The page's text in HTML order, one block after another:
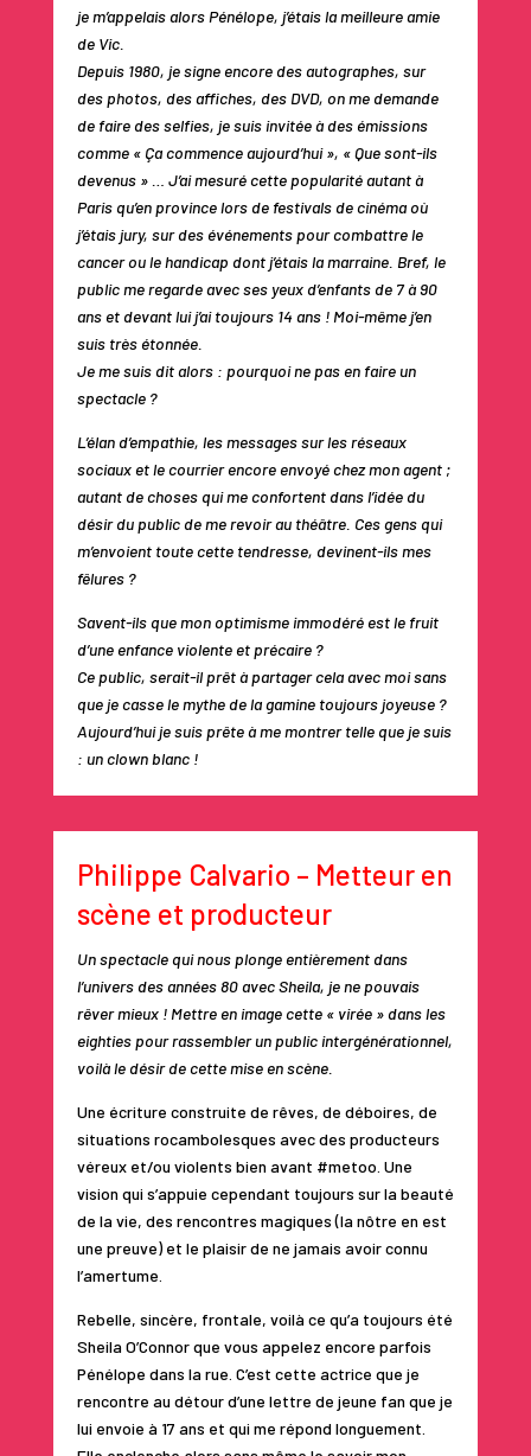
je m’appelais alors Pénélope, j’étais la meilleure amie
de Vic.
Depuis 1980, je signe encore des autographes, sur
des photos, des affiches, des DVD, on me demande
de faire des selfies, je suis invitée à des émissions
comme « Ça commence aujourd’hui », « Que sont-ils
devenus » … J’ai mesuré cette popularité autant à
Paris qu’en province lors de festivals de cinéma où
j’étais jury, sur des événements pour combattre le
cancer ou le handicap dont j’étais la marraine. Bref, le
public me regarde avec ses yeux d’enfants de 7 à 90
ans et devant lui j’ai toujours 14 ans ! Moi-même j’en
suis très étonnée.
Je me suis dit alors : pourquoi ne pas en faire un
spectacle ?
L’élan d’empathie, les messages sur les réseaux
sociaux et le courrier encore envoyé chez mon agent ;
autant de choses qui me confortent dans l’idée du
désir du public de me revoir au théâtre. Ces gens qui
m’envoient toute cette tendresse, devinent-ils mes
fêlures ?
Savent-ils que mon optimisme immodéré est le fruit
d’une enfance violente et précaire ?
Ce public, serait-il prêt à partager cela avec moi sans
que je casse le mythe de la gamine toujours joyeuse ?
Aujourd’hui je suis prête à me montrer telle que je suis
: un clown blanc !
Philippe Calvario – Metteur en
scène et producteur
Un spectacle qui nous plonge entièrement dans
l’univers des années 80 avec Sheila, je ne pouvais
rêver mieux ! Mettre en image cette « virée » dans les
eighties pour rassembler un public intergénérationnel,
voilà le désir de cette mise en scène.
Une écriture construite de rêves, de déboires, de
situations rocambolesques avec des producteurs
véreux et/ou violents bien avant #metoo. Une
vision qui s’appuie cependant toujours sur la beauté
de la vie, des rencontres magiques (la nôtre en est
une preuve) et le plaisir de ne jamais avoir connu
l’amertume.
Rebelle, sincère, frontale, voilà ce qu’a toujours été
Sheila O’Connor que vous appelez encore parfois
Pénélope dans la rue. C’est cette actrice que je
rencontre au détour d’une lettre de jeune fan que je
lui envoie à 17 ans et qui me répond longuement.